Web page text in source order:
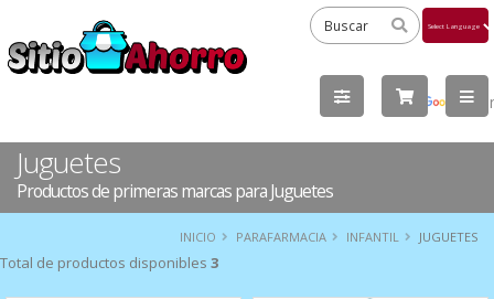
by
Juguetes
Productos de primeras marcas para Juguetes
INICIO PARAFARMACIA INFANTIL JUGUETES
Total de productos disponibles 3